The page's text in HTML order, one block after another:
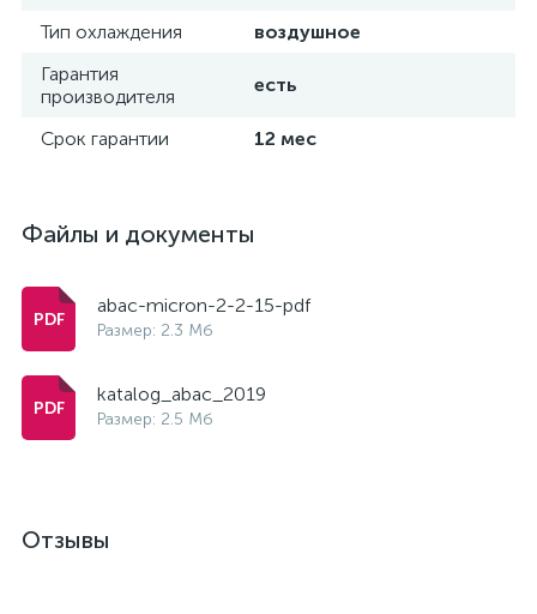
Тип охлаждения
воздушное
Гарантия
производителя
есть
Срок гарантии 12 мес
Файлы и документы
abac-micron-2-2-15-pdf
Размер: 2.3 Мб
katalog_abac_2019
Размер: 2.5 Мб
Отзывы